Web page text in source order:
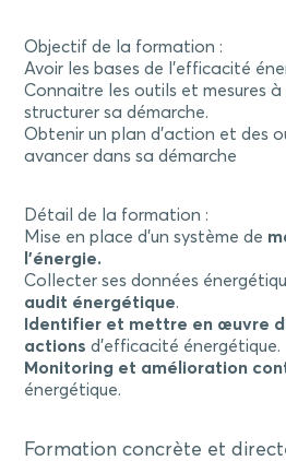
Objectif de la formation :
Avoir les bases de l’efficacité
Connaitre les outils et mesures
structurer sa démarche.
Obtenir un plan d’action et des
avancer dans sa démarche
Détail de la formation :
Mise en place d’un système de
l’énergie.
Collecter ses données
audit énergétique.
Identifier et mettre en œuvre
actionsd’efficacité énergétique.
Monitoring et amélioration
énergétique.
Formation concrète et